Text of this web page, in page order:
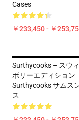
Cases
￥233,450 - ￥
Surthycooks – スウ
ボリーエディション
Surthycooks サムス
ス